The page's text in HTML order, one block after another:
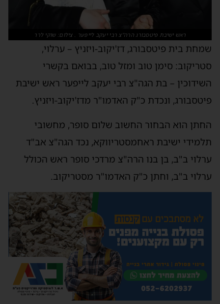
ראש ישיבת פיטסבורג הרה"צ רבי יעקב לייפער . צילום: שוקי לרר
שמחת בית פיטסבורג, דז'יקוב-ויזניץ – ערלוי,
סטריקוב: סימן טוב ומזל טוב, בבואם בקשרי
השידוכין – בת הגה"צ רבי יעקב לייפער ראש ישיבת
פיטסבורג, ונכדת כ"ק האדמו"ר מדז'יקוב-ויזניץ.
החתן הוא הבחור החשוב שלום סופר, מחשובי
תלמידי ישיבת ראחמסטריווקא, נכד הגה"צ אב"ד
ערלוי ב"ב, בן בנו הרה"צ מרדכי סופר ראש הכולל
ערלוי ב"ב, וחתן כ"ק האדמו"ר מסטריקוב.